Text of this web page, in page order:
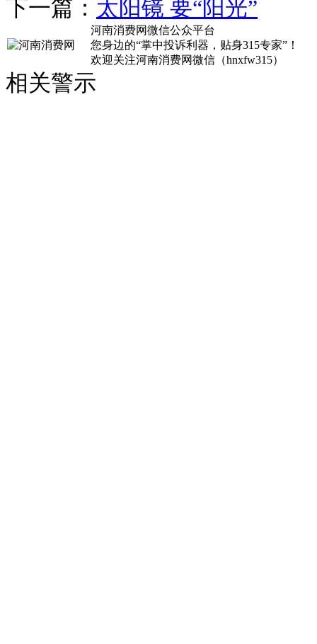
下一篇： 太阳镜 要“阳光”
河南消费网微信公众平台
您身边的“掌中投诉利器，贴身315专家”！
欢迎关注河南消费网微信（hnxfw315）
相关警示